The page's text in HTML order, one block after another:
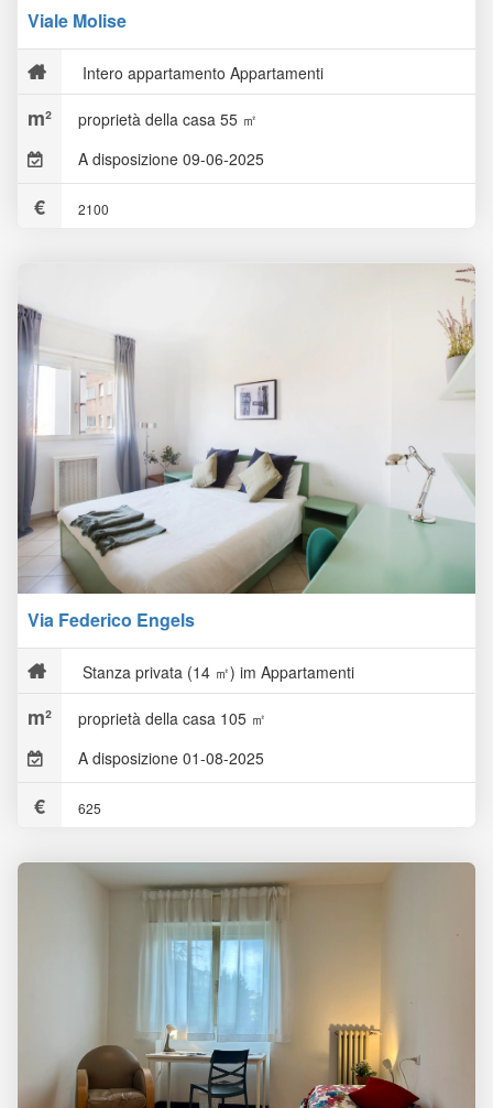
Viale Molise
Intero appartamento Appartamenti
proprietà della casa 55 ㎡
A disposizione 09-06-2025
2100
Via Federico Engels
Stanza privata (14 ㎡) im Appartamenti
proprietà della casa 105 ㎡
A disposizione 01-08-2025
625